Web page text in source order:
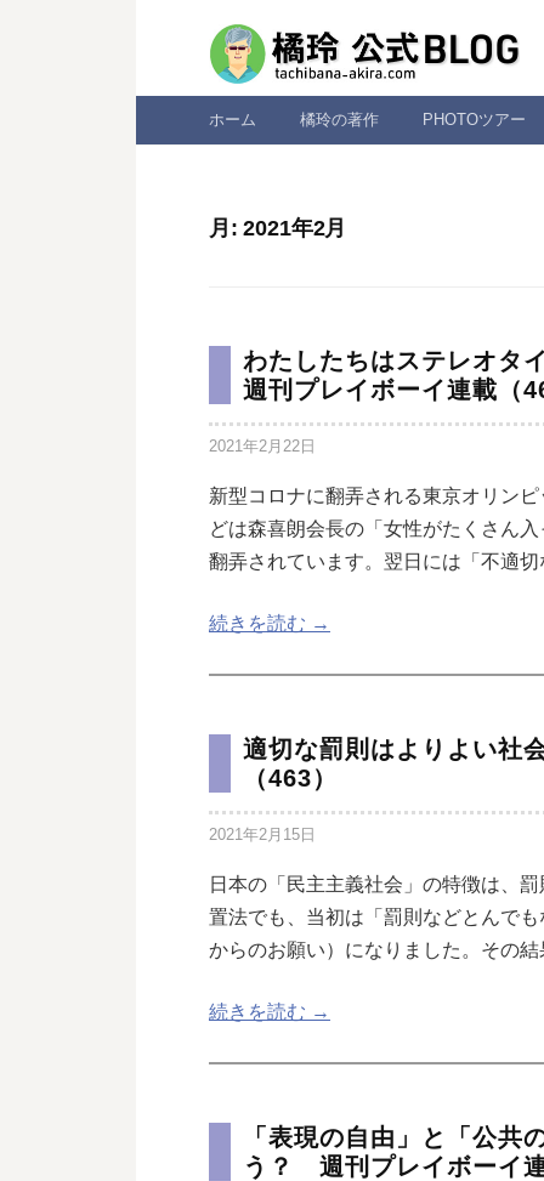
ツ
ホーム 橘玲の著作 PHOTOツアー
月:2021年2月
わたしたちはステレオタ
週刊プレイボーイ連載（
2021年2月22日
新型コロナに翻弄される東京オリン
どは森喜朗会長の「女性がたくさん
翻弄されています。翌日には「不適
続きを読む →
適切な罰則はよりよい社
（463）
2021年2月15日
日本の「民主主義社会」の特徴は、
置法でも、当初は「罰則などとんで
からのお願い）になりました。その
続きを読む →
「表現の自由」と「公共
う？ 週刊プレイボーイ連